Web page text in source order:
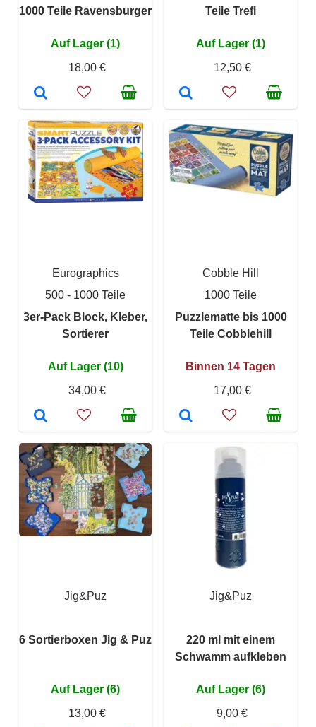
1000 Teile Ravensburger
Auf Lager (1)
18,00 €
Teile Trefl
Auf Lager (1)
12,50 €
Eurographics
500 - 1000 Teile
3er-Pack Block, Kleber,
Sortierer
Auf Lager (10)
34,00 €
Cobble Hill
1000 Teile
Puzzlematte bis 1000
Teile Cobblehill
Binnen 14 Tagen
17,00 €
Jig&Puz
6 Sortierboxen Jig & Puz
Auf Lager (6)
13,00 €
Jig&Puz
220 ml mit einem
Schwamm aufkleben
Auf Lager (6)
9,00 €